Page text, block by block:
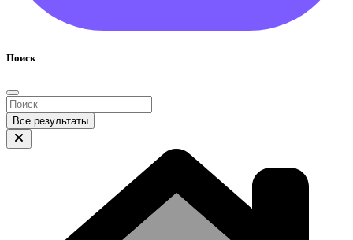
Поиск
Все результаты